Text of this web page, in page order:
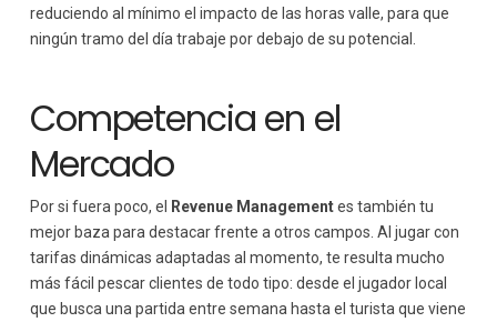
reduciendo al mínimo el impacto de las horas valle, para que
ningún tramo del día trabaje por debajo de su potencial.
Competencia en el
Mercado
Por si fuera poco, el Revenue Managementes también tu
mejor baza para destacar frente a otros campos. Al jugar con
tarifas dinámicas adaptadas al momento, te resulta mucho
más fácil pescar clientes de todo tipo: desde el jugador local
que busca una partida entre semana hasta el turista que viene